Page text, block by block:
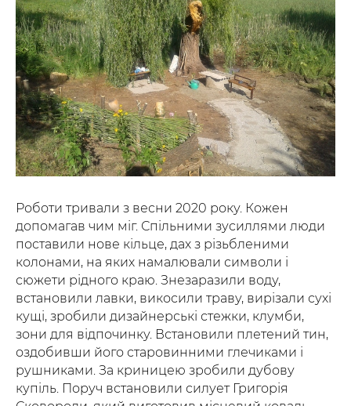
Роботи тривали з весни 2020 року. Кожен
допомагав чим міг. Спільними зусиллями люди
поставили нове кільце, дах з різьбленими
колонами, на яких намалювали символи і
сюжети рідного краю. Знезаразили воду,
встановили лавки, викосили траву, вирізали сухі
кущі, зробили дизайнерські стежки, клумби,
зони для відпочинку. Встановили плетений тин,
оздобивши його старовинними глечиками і
рушниками. За криницею зробили дубову
купіль. Поруч встановили силует Григорія